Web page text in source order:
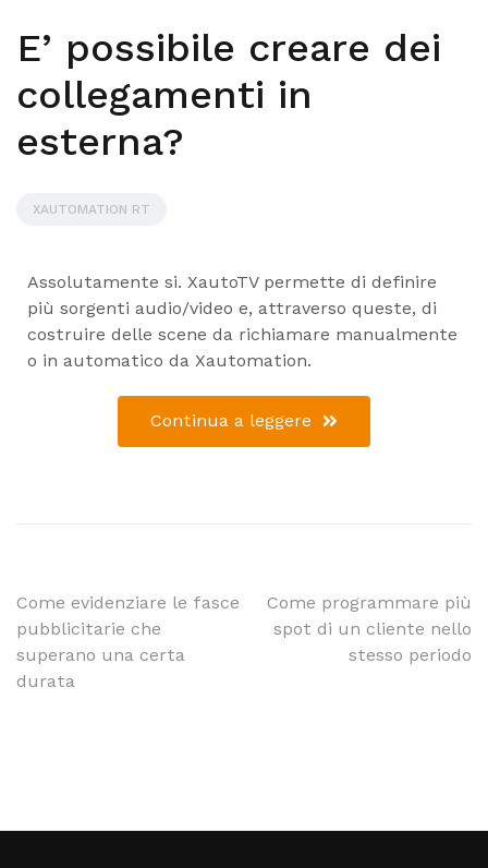
E’ possibile creare dei
collegamenti in
esterna?
XAUTOMATION RT
Assolutamente si. XautoTV permette di definire
più sorgenti audio/video e, attraverso queste, di
costruire delle scene da richiamare manualmente
o in automatico da Xautomation.
Continua a leggere
Come evidenziare le fasce
pubblicitarie che
superano una certa
durata
Come programmare più
spot di un cliente nello
stesso periodo